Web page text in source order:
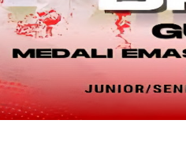
A
e
t
i
k
K